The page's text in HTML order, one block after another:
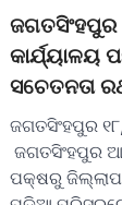
କାର୍ଯ୍ୟାଳୟ
ସଚେତନତା
ଜଗତସିଂହପୁର
ଜଗତସିଂହପୁର
ପକ୍ଷରୁ